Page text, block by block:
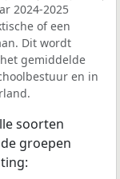
2024-2025
of een
Dit wordt
gemiddelde
en in
soorten
groepen